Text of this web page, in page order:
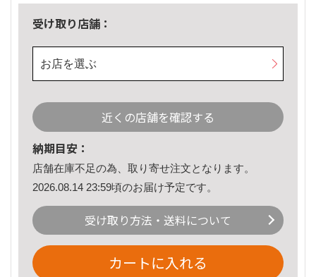
受け取り店舗：
お店を選ぶ
近くの店舗を確認する
納期目安：
店舗在庫不足の為、取り寄せ注文となります。
2026.08.14 23:59頃のお届け予定です。
受け取り方法・送料について
カートに入れる